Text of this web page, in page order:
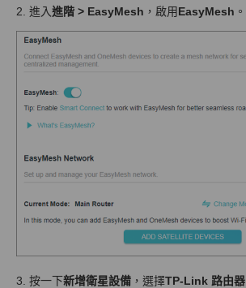
2. 進入進階 > EasyMesh ，啟用EasyMesh 。
3. 按一下新增衛星設備 ，選擇TP-Link 路由器